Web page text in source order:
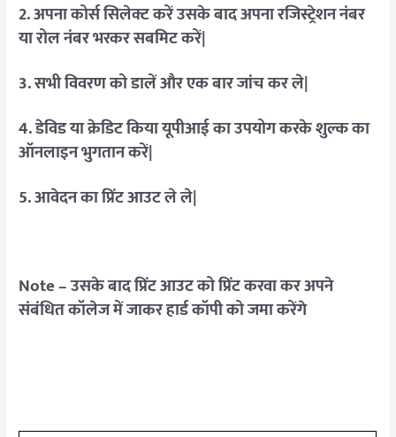
2. अपना कोर्स सिलेक्ट करें उसके बाद अपना रजिस्ट्रेशन नंबर
या रोल नंबर भरकर सबमिट करें|
3. सभी विवरण को डालें और एक बार जांच कर ले|
4. डेविड या क्रेडिट किया यूपीआई का उपयोग करके शुल्क का
ऑनलाइन भुगतान करें|
5. आवेदन का प्रिंट आउट ले ले|
Note – उसके बाद प्रिंट आउट को प्रिंट करवा कर अपने
संबंधित कॉलेज में जाकर हार्ड कॉपी को जमा करेंगे